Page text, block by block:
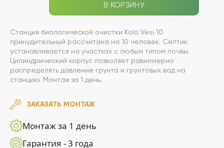
В КОРЗИНУ
Станция биологической очистки Kolo Vesi 10
принудительный рассчитана на 10 человек. Септик
устанавливается на участках с любым типом почвы.
Цилиндрический корпус позволяет равномерно
распределять давление грунта и грунтовых вод на
станцию. Монтаж за 1 день.
ЗАКАЗАТЬ МОНТАЖ
Монтаж за 1 день
Гарантия - 3 года